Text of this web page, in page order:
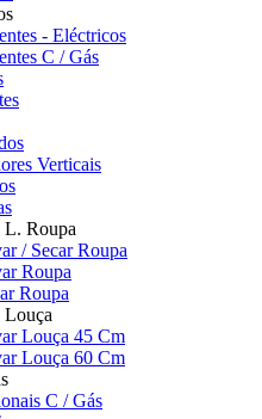
- Eléctricos
C / Gás
Verticais
L. Roupa
/ Secar Roupa
Roupa
Roupa
Louça
Louça 45 Cm
Louça 60 Cm
C / Gás